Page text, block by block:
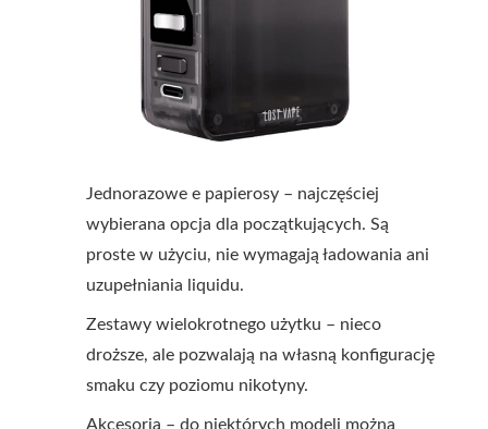
Jednorazowe e papierosy – najczęściej
wybierana opcja dla początkujących. Są
proste w użyciu, nie wymagają ładowania ani
uzupełniania liquidu.
Zestawy wielokrotnego użytku – nieco
droższe, ale pozwalają na własną konfigurację
smaku czy poziomu nikotyny.
Akcesoria – do niektórych modeli można